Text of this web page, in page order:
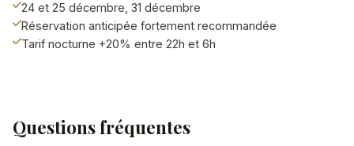
24 et 25 décembre, 31 décembre
Réservation anticipée fortement recommandée
Tarif nocturne +20% entre 22h et 6h
Questions fréquentes